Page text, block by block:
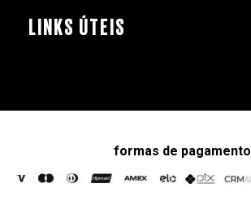
LINKS ÚTEIS
formas de pagamento